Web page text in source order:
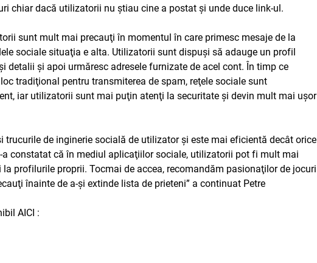
chiar dacă utilizatorii nu ştiau cine a postat şi unde duce link-ul.
sunt mult mai precauţi în momentul în care primesc mesaje de la
sociale situaţia e alta. Utilizatorii sunt dispuşi să adauge un profil
detalii şi apoi urmăresc adresele furnizate de acel cont. În timp ce
tradiţional pentru transmiterea de spam, reţele sociale sunt
iar utilizatorii sunt mai puţin atenţi la securitate şi devin mult mai uşor
trucurile de inginerie socială de utilizator şi este mai eficientă decât orice
constatat că în mediul aplicaţiilor sociale, utilizatorii pot fi mult mai
profilurile proprii. Tocmai de accea, recomandăm pasionaţilor de jocuri
înainte de a-şi extinde lista de prieteni” a continuat Petre
AICI :